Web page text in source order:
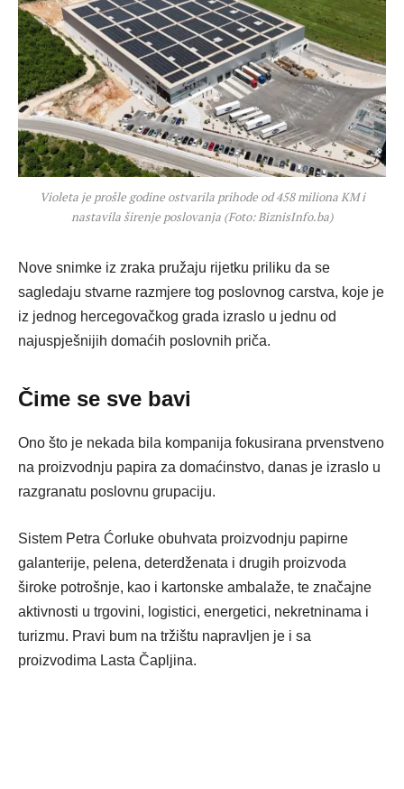
Violeta je prošle godine ostvarila prihode od 458 miliona KM i
nastavila širenje poslovanja (Foto: BiznisInfo.ba)
Nove snimke iz zraka pružaju rijetku priliku da se
sagledaju stvarne razmjere tog poslovnog carstva, koje je
iz jednog hercegovačkog grada izraslo u jednu od
najuspješnijih domaćih poslovnih priča.
Čime se sve bavi
Ono što je nekada bila kompanija fokusirana prvenstveno
na proizvodnju papira za domaćinstvo, danas je izraslo u
razgranatu poslovnu grupaciju.
Sistem Petra Ćorluke obuhvata proizvodnju papirne
galanterije, pelena, deterdženata i drugih proizvoda
široke potrošnje, kao i kartonske ambalaže, te značajne
aktivnosti u trgovini, logistici, energetici, nekretninama i
turizmu. Pravi bum na tržištu napravljen je i sa
proizvodima Lasta Čapljina.